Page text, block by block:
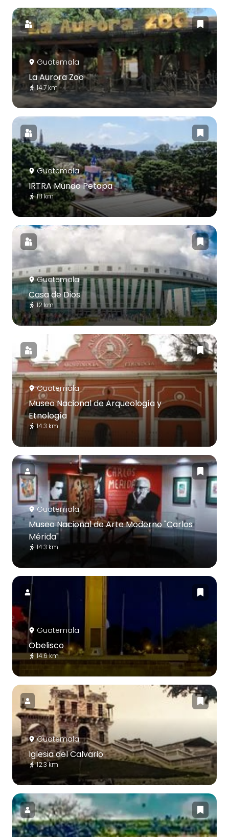
Guatemala
La Aurora Zoo
14.7 km
Guatemala
IRTRA Mundo Petapa
11.1 km
Guatemala
Casa de Dios
12 km
Guatemala
Museo Nacional de Arqueología y
Etnología
14.3 km
Guatemala
Museo Nacional de Arte Moderno "Carlos
Mérida"
14.3 km
Guatemala
Obelisco
14.6 km
Guatemala
Iglesia del Calvario
12.3 km